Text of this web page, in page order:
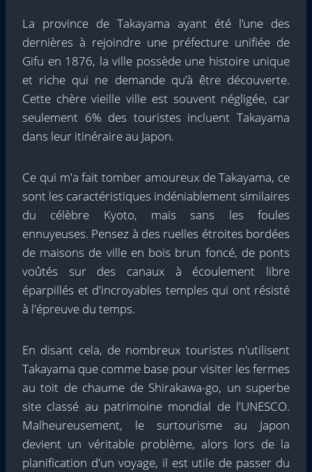
La province de Takayama ayant été l’une des
dernières à rejoindre une préfecture unifiée de
Gifu en 1876, la ville possède une histoire unique
et riche qui ne demande qu’à être découverte.
Cette chère vieille ville est souvent négligée, car
seulement 6% des touristes incluent Takayama
dans leur itinéraire au Japon.
Ce qui m'a fait tomber amoureux de Takayama, ce
sont les caractéristiques indéniablement similaires
du célèbre Kyoto, mais sans les foules
ennuyeuses. Pensez à des ruelles étroites bordées
de maisons de ville en bois brun foncé, de ponts
voûtés sur des canaux à écoulement libre
éparpillés et d'incroyables temples qui ont résisté
à l'épreuve du temps.
En disant cela, de nombreux touristes n'utilisent
Takayama que comme base pour visiter les fermes
au toit de chaume de Shirakawa-go, un superbe
site classé au patrimoine mondial de l'UNESCO.
Malheureusement, le surtourisme au Japon
devient un véritable problème, alors lors de la
planification d'un voyage, il est utile de passer du